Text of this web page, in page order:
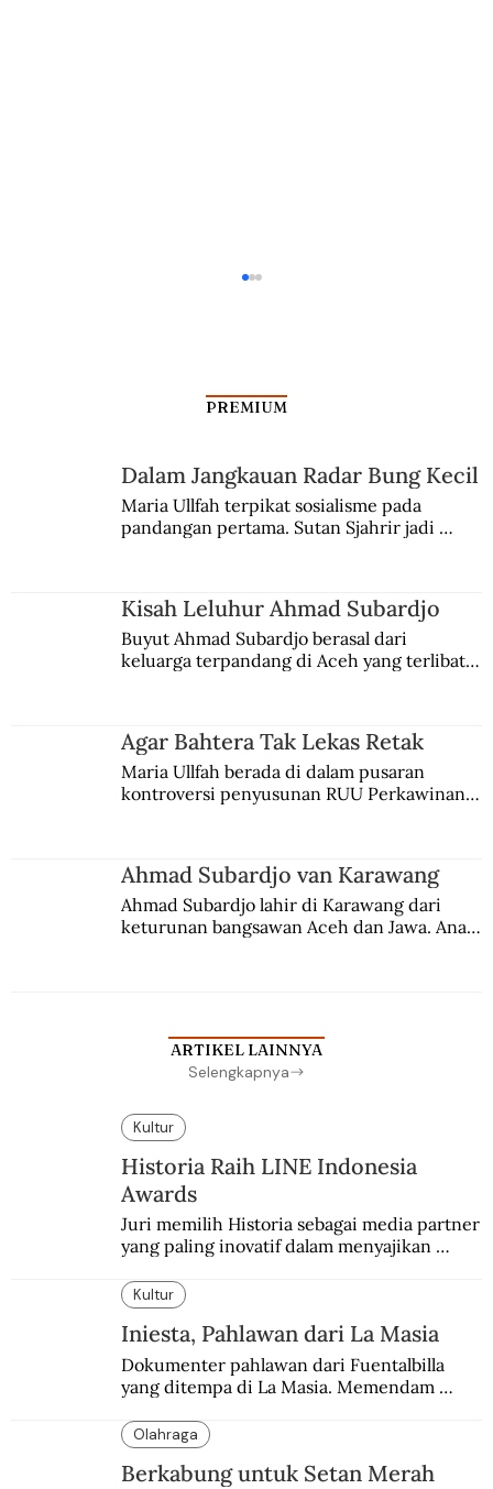
PREMIUM
Dalam Jangkauan Radar Bung Kecil
Maria Ullfah terpikat sosialisme pada
pandangan pertama. Sutan Sjahrir jadi
Kisah Leluhur Ahmad Subardjo
Buyut Ahmad Subardjo berasal dari
keluarga terpandang di Aceh yang terlibat
Agar Bahtera Tak Lekas Retak
Maria Ullfah berada di dalam pusaran
kontroversi penyusunan RUU Perkawinan.
Ahmad Subardjo van Karawang
Ahmad Subardjo lahir di Karawang dari
keturunan bangsawan Aceh dan Jawa. Anak
ARTIKEL LAINNYA
Selengkapnya
Kultur
Historia Raih LINE Indonesia
Awards
Juri memilih Historia sebagai media partner
yang paling inovatif dalam menyajikan
Kultur
Iniesta, Pahlawan dari La Masia
Dokumenter pahlawan dari Fuentalbilla
yang ditempa di La Masia. Memendam
dan dingin.
Olahraga
Berkabung untuk Setan Merah